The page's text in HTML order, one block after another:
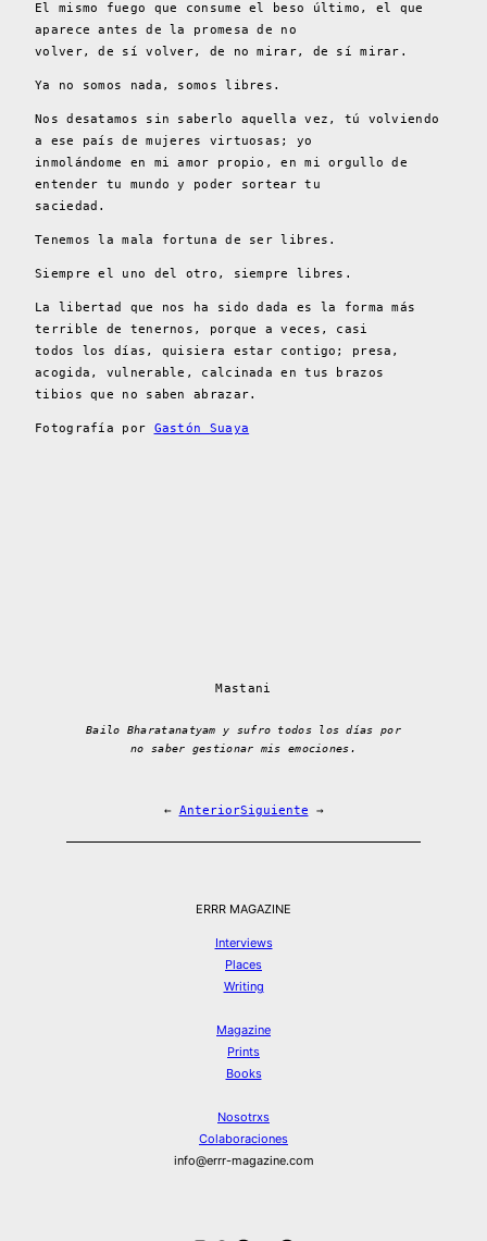
El mismo fuego que consume el beso último, el que
aparece antes de la promesa de no
volver, de sí volver, de no mirar, de sí mirar.
Ya no somos nada, somos libres.
Nos desatamos sin saberlo aquella vez, tú volviendo
a ese país de mujeres virtuosas; yo
inmolándome en mi amor propio, en mi orgullo de
entender tu mundo y poder sortear tu
saciedad.
Tenemos la mala fortuna de ser libres.
Siempre el uno del otro, siempre libres.
La libertad que nos ha sido dada es la forma más
terrible de tenernos, porque a veces, casi
todos los días, quisiera estar contigo; presa,
acogida, vulnerable, calcinada en tus brazos
tibios que no saben abrazar.
Fotografía por Gastón Suaya
Mastani
Bailo Bharatanatyam y sufro todos los días por
no saber gestionar mis emociones.
← AnteriorSiguiente →
ERRR MAGAZINE
Interviews
Places
Writing
Magazine
Prints
Books
Nosotrxs
Colaboraciones
info@errr-magazine.com